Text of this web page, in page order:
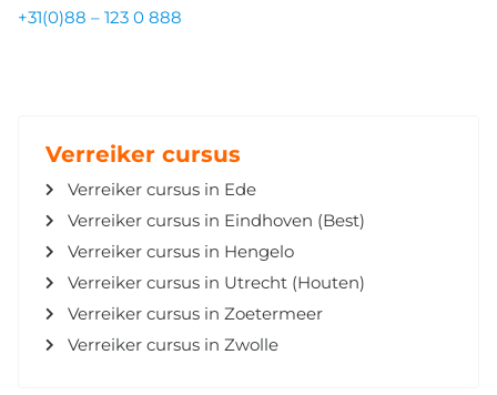
+31(0)88 – 123 0 888
Verreiker cursus
Verreiker cursus in Ede
Verreiker cursus in Eindhoven (Best)
Verreiker cursus in Hengelo
Verreiker cursus in Utrecht (Houten)
Verreiker cursus in Zoetermeer
Verreiker cursus in Zwolle